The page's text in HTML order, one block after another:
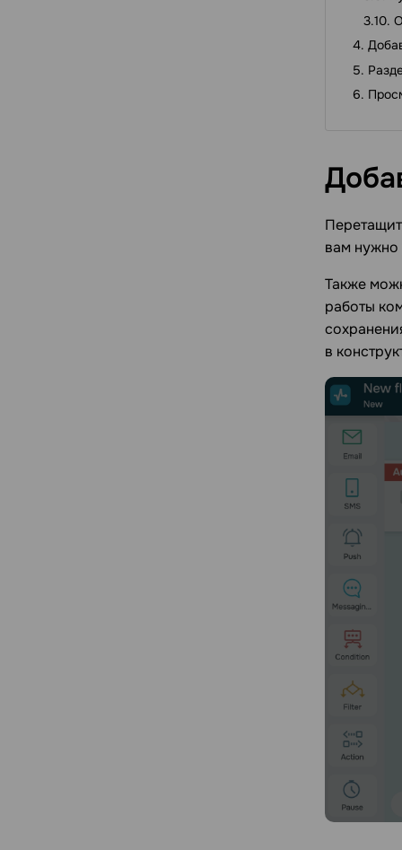
вам нужно
Также
работы
в